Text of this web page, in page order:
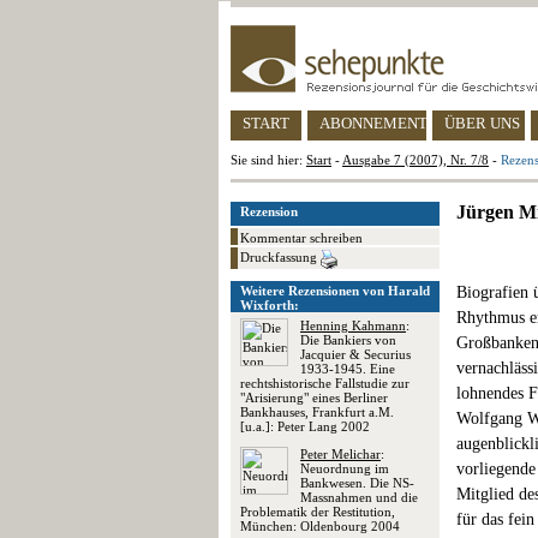
START ABONNEMENT ÜBER UNS
Sie sind hier: Start - Ausgabe 7 (2007), Nr. 7/8 -
Rezension
Kommentar schreiben
Druckfassung
Weitere Rezensionen von Harald
Wixforth:
Henning Kahmann:
Die Bankiers von
Jacquier & Securius
1933-1945. Eine
rechtshistorische Fallstudie zur
"Arisierung" eines Berliner
Bankhauses, Frankfurt a.M.
[u.a.]: Peter Lang 2002
Peter Melichar:
Neuordnung im
Bankwesen. Die NS-
Massnahmen und die
Problematik der Restitution,
München: Oldenbourg 2004
Jürgen
Biografien
Rhythmus
lohnendes
Wolfgang
Mitglied
für das fein